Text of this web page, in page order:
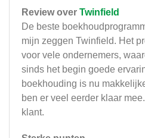
Review over Twinfield
De beste
mijn zeggen Twinfield. Het
voor vele ondernemers,
sinds het begin goede
boekhouding is nu
ben er veel eerder klaar
klant.